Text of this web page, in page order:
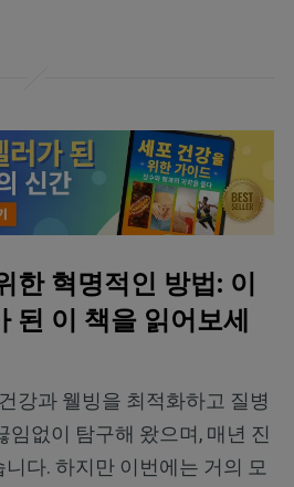
한 혁명적인 방법: 이
된 이 책을 읽어보세
강과 웰빙을 최적화하고 질병
임없이 탐구해 왔으며, 매년 진
다. 하지만 이번에는 거의 모